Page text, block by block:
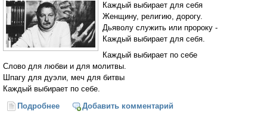
Каждый выбирает для себя
Женщину, религию, дорогу.
Дьяволу служить или пророку -
Каждый выбирает для себя.
Каждый выбирает по себе
Слово для любви и для молитвы.
Шпагу для дуэли, меч для битвы
Каждый выбирает по себе.
Подробнее о Каждый выбирает для себя (Юрий Левитанский)
Добавить комментарий